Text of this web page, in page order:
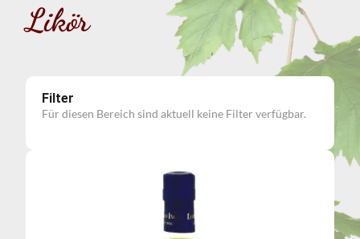
Likör
Filter
Für diesen Bereich sind aktuell keine Filter verfügbar.